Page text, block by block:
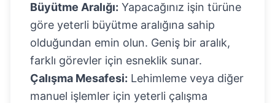
Büyütme Aralığı: Yapacağınız işin türüne
göre yeterli büyütme aralığına sahip
olduğundan emin olun. Geniş bir aralık,
farklı görevler için esneklik sunar.
Çalışma Mesafesi: Lehimleme veya diğer
manuel işlemler için yeterli çalışma